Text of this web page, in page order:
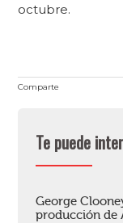
octubre.
Comparte
Te puede
George
producción de